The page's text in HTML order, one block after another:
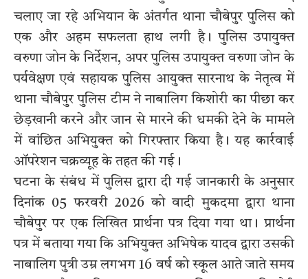
चलाए जा रहे अभियान के अंतर्गत थाना चौबेपुर पुलिस को
एक और अहम सफलता हाथ लगी है। पुलिस उपायुक्त
वरुणा जोन के निर्देशन, अपर पुलिस उपायुक्त वरुणा जोन के
पर्यवेक्षण एवं सहायक पुलिस आयुक्त सारनाथ के नेतृत्व में
थाना चौबेपुर पुलिस टीम ने नाबालिग किशोरी का पीछा कर
छेड़खानी करने और जान से मारने की धमकी देने के मामले
में वांछित अभियुक्त को गिरफ्तार किया है। यह कार्रवाई
ऑपरेशन चक्रव्यूह के तहत की गई।
घटना के संबंध में पुलिस द्वारा दी गई जानकारी के अनुसार
दिनांक 05 फरवरी 2026 को वादी मुकदमा द्वारा थाना
चौबेपुर पर एक लिखित प्रार्थना पत्र दिया गया था। प्रार्थना
पत्र में बताया गया कि अभियुक्त अभिषेक यादव द्वारा उसकी
नाबालिग पुत्री उम्र लगभग 16 वर्ष को स्कूल आते जाते समय